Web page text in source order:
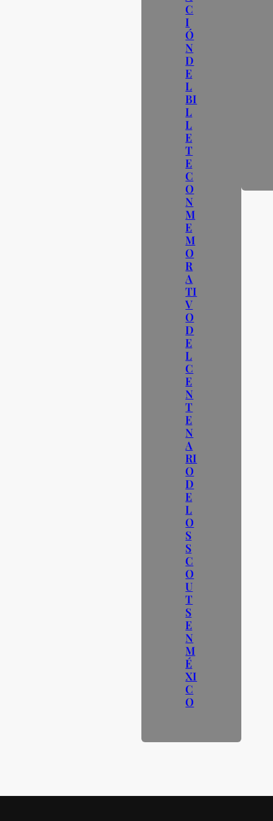
C
I
Ó
N
D
E
L
BI
L
L
E
T
E
C
O
N
M
E
M
O
R
A
TI
V
O
D
E
L
C
E
N
T
E
N
A
RI
O
D
E
L
O
S
S
C
O
U
T
S
E
N
M
É
XI
C
O